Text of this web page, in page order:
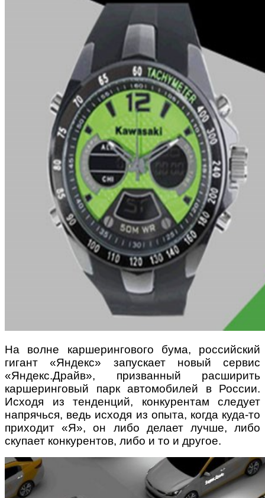
На волне каршерингового бума, российский
гигант «Яндекс» запускает новый сервис
«Яндекс.Драйв», призванный расширить
каршеринговый парк автомобилей в России.
Исходя из тенденций, конкурентам следует
напрячься, ведь исходя из опыта, когда куда-то
приходит «Я», он либо делает лучше, либо
скупает конкурентов, либо и то и другое.